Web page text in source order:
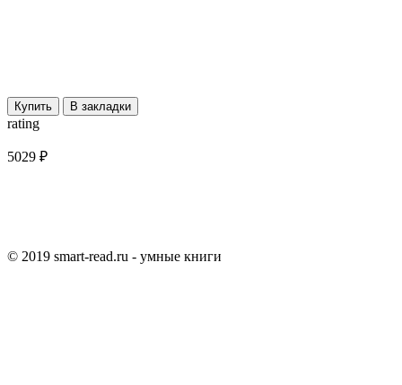
Купить В закладки
rating
5029 ₽
© 2019 smart-read.ru - умные книги